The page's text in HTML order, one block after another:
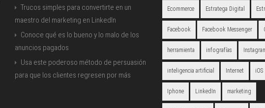
Trucos simples para convertirte en un
maestro del marketing en LinkedIn
Conoce qué es lo bueno y lo malo de los
anuncios pagados
Usa este poderoso método de persuasión
para que los clientes regresen por más
Ecommerce Estratega Digital
Facebook Facebook Messenger
herramienta infografías
inteligencia artificial Internet iOS
Iphone LinkedIn marketing